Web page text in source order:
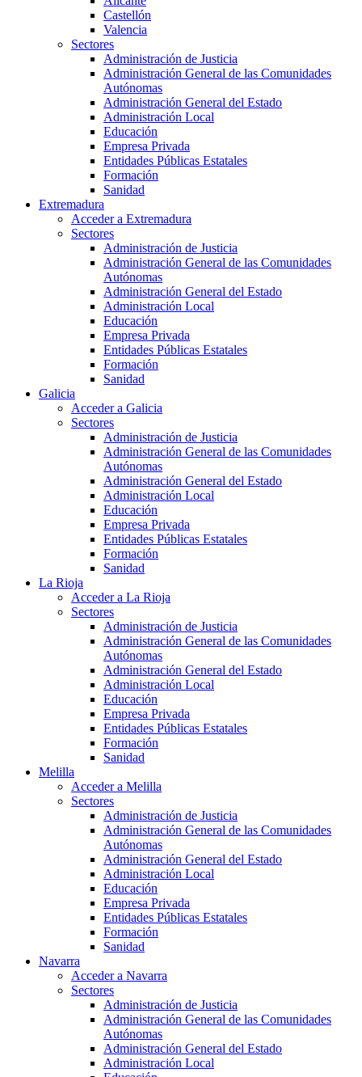
Castellón
Valencia
Sectores
Administración de Justicia
Administración General de las Comunidades
Autónomas
Administración General del Estado
Administración Local
Educación
Empresa Privada
Entidades Públicas Estatales
Formación
Sanidad
Extremadura
Acceder a Extremadura
Sectores
Administración de Justicia
Administración General de las Comunidades
Autónomas
Administración General del Estado
Administración Local
Educación
Empresa Privada
Entidades Públicas Estatales
Formación
Sanidad
Galicia
Acceder a Galicia
Sectores
Administración de Justicia
Administración General de las Comunidades
Autónomas
Administración General del Estado
Administración Local
Educación
Empresa Privada
Entidades Públicas Estatales
Formación
Sanidad
La Rioja
Acceder a La Rioja
Sectores
Administración de Justicia
Administración General de las Comunidades
Autónomas
Administración General del Estado
Administración Local
Educación
Empresa Privada
Entidades Públicas Estatales
Formación
Sanidad
Melilla
Acceder a Melilla
Sectores
Administración de Justicia
Administración General de las Comunidades
Autónomas
Administración General del Estado
Administración Local
Educación
Empresa Privada
Entidades Públicas Estatales
Formación
Sanidad
Navarra
Acceder a Navarra
Sectores
Administración de Justicia
Administración General de las Comunidades
Autónomas
Administración General del Estado
Administración Local